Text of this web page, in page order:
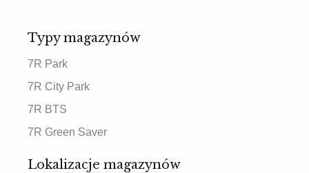
Typy magazynów
7R Park
7R City Park
7R BTS
7R Green Saver
Lokalizacje magazynów